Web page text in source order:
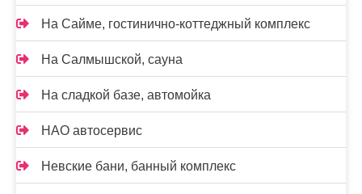
На Сайме, гостинично-коттеджный комплекс
На Салмышской, сауна
На сладкой базе, автомойка
НАО автосервис
Невские бани, банный комплекс